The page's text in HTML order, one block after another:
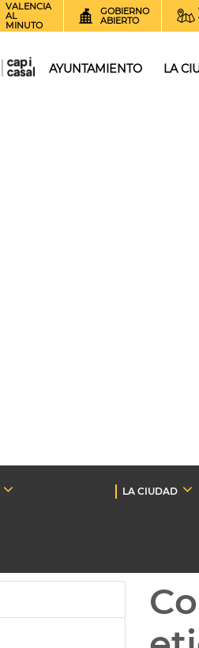
VALENCIA
AL
MINUTO
GOBIERNO
ABIERTO
AYUNTAMIENTO LA
LA CIUDAD